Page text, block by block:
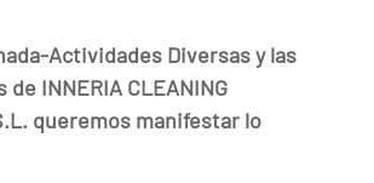
Actividades Diversas y las
INNERIA CLEANING
queremos manifestar lo